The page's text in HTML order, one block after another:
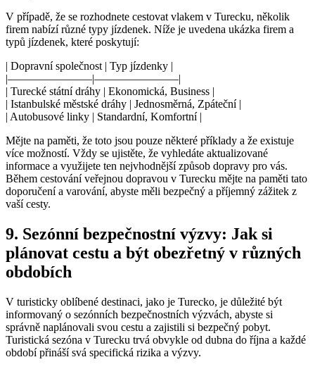
V případě, že se rozhodnete cestovat vlakem v Turecku, několik
firem nabízí různé typy jízdenek. Níže je uvedena ukázka firem a
typů jízdenek, které poskytují:
| Dopravní společnost | Typ jízdenky |
|———————–|———————–|
| Turecké státní dráhy | Ekonomická, Business |
| Istanbulské městské dráhy | Jednosměrná, Zpáteční |
| Autobusové linky | Standardní, Komfortní |
Mějte na paměti, že toto jsou pouze některé příklady a že existuje
více možností. Vždy se ujistěte, že vyhledáte aktualizované
informace a využijete ten nejvhodnější způsob dopravy pro vás.
Během cestování veřejnou dopravou v Turecku mějte na paměti tato
doporučení a varování, abyste měli bezpečný a příjemný zážitek z
vaší cesty.
9. Sezónní bezpečnostní výzvy: Jak si
plánovat cestu a být obezřetný v různých
obdobích
V turisticky oblíbené destinaci, jako je Turecko, je důležité být
informovaný o sezónních bezpečnostních výzvách, abyste si
správně naplánovali svou cestu a zajistili si bezpečný pobyt.
Turistická sezóna v Turecku trvá obvykle od dubna do října a každé
období přináší svá specifická rizika a výzvy.